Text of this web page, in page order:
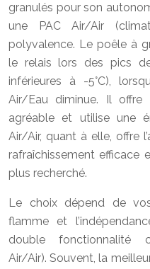
granulés pour son
une PAC Air/Air
polyvalence. Le poêle à
le relais lors des pics
inférieures à -5°C),
Air/Eau diminue. Il offre
agréable et utilise une
Air/Air, quant à elle, offre
rafraîchissement efficace
plus recherché.
Le choix dépend de
flamme et
double fonctionnalité
Air/Air). Souvent, la